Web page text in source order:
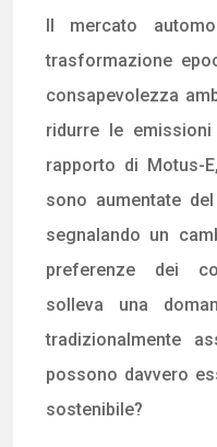
Il mercato
trasformazione
consapevolezza
ridurre le
rapporto di Motus-
sono aumentate
segnalando un
preferenze dei
solleva una
tradizionalmente
possono davvero
sostenibile?